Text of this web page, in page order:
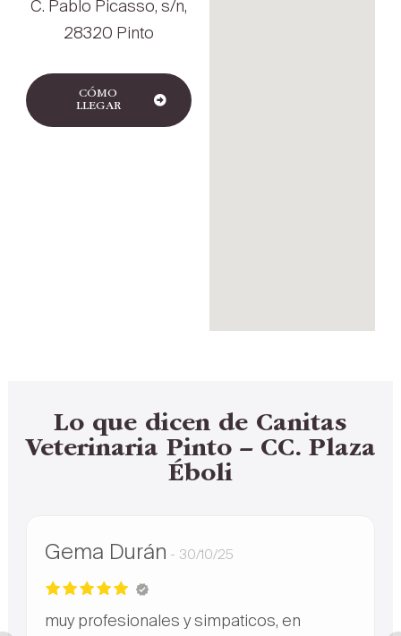
C. Pablo Picasso, s/n,
28320 Pinto
CÓMO
LLEGAR
Lo que dicen de Canitas
Veterinaria Pinto – CC. Plaza
Éboli
Gema Durán 30/10/25
muy profesionales y simpaticos, en